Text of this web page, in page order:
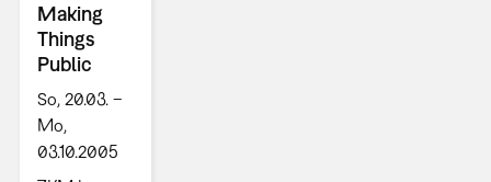
Making
Things
Public
So, 20.03. –
Mo,
03.10.2005